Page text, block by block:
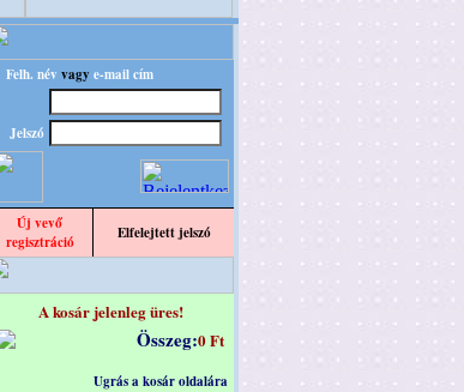
Felh. név vagy e-mail cím
Jelszó
Új vevő
regisztráció
Elfelejtett jelszó
A kosár jelenleg üres!
Összeg:0 Ft
Ugrás a kosár oldalára